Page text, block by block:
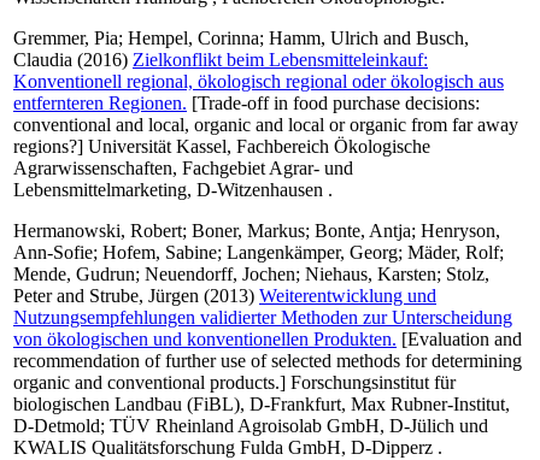
Gremmer, Pia; Hempel, Corinna; Hamm, Ulrich and Busch,
Claudia (2016) Zielkonflikt beim Lebensmitteleinkauf:
Konventionell regional, ökologisch regional oder ökologisch aus
entfernteren Regionen. [Trade-off in food purchase decisions:
conventional and local, organic and local or organic from far away
regions?] Universität Kassel, Fachbereich Ökologische
Agrarwissenschaften, Fachgebiet Agrar- und
Lebensmittelmarketing, D-Witzenhausen .
Hermanowski, Robert; Boner, Markus; Bonte, Antja; Henryson,
Ann-Sofie; Hofem, Sabine; Langenkämper, Georg; Mäder, Rolf;
Mende, Gudrun; Neuendorff, Jochen; Niehaus, Karsten; Stolz,
Peterand Strube, Jürgen (2013) Weiterentwicklung und
Nutzungsempfehlungen validierter Methoden zur Unterscheidung
von ökologischen und konventionellen Produkten. [Evaluation and
recommendation of further use of selected methods for determining
organic and conventional products.] Forschungsinstitut für
biologischen Landbau (FiBL), D-Frankfurt, Max Rubner-Institut,
D-Detmold; TÜV Rheinland Agroisolab GmbH, D-Jülich und
KWALIS Qualitätsforschung Fulda GmbH, D-Dipperz .